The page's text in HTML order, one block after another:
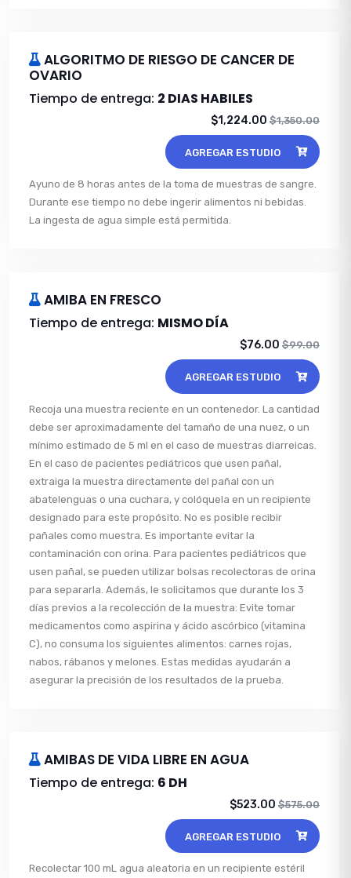
ALGORITMO DE RIESGO DE CANCER DE
OVARIO
Tiempo de entrega: 2 DIAS HABILES
$1,224.00 $1,350.00
AGREGAR ESTUDIO
Ayuno de 8 horas antes de la toma de muestras de sangre.
Durante ese tiempo no debe ingerir alimentos ni bebidas.
La ingesta de agua simple está permitida.
AMIBA EN FRESCO
Tiempo de entrega: MISMO DÍA
$76.00 $99.00
AGREGAR ESTUDIO
Recoja una muestra reciente en un contenedor. La cantidad
debe ser aproximadamente del tamaño de una nuez, o un
mínimo estimado de 5 ml en el caso de muestras diarreicas.
En el caso de pacientes pediátricos que usen pañal,
extraiga la muestra directamente del pañal con un
abatelenguas o una cuchara, y colóquela en un recipiente
designado para este propósito. No es posible recibir
pañales como muestra. Es importante evitar la
contaminación con orina. Para pacientes pediátricos que
usen pañal, se pueden utilizar bolsas recolectoras de orina
para separarla. Además, le solicitamos que durante los 3
días previos a la recolección de la muestra: Evite tomar
medicamentos como aspirina y ácido ascórbico (vitamina
C), no consuma los siguientes alimentos: carnes rojas,
nabos, rábanos y melones. Estas medidas ayudarán a
asegurar la precisión de los resultados de la prueba.
AMIBAS DE VIDA LIBRE EN AGUA
Tiempo de entrega: 6 DH
$523.00 $575.00
AGREGAR ESTUDIO
Recolectar 100 mL agua aleatoria en un recipiente estéril